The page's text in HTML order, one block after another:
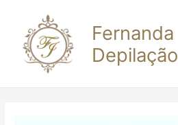
Fernanda
Depilação